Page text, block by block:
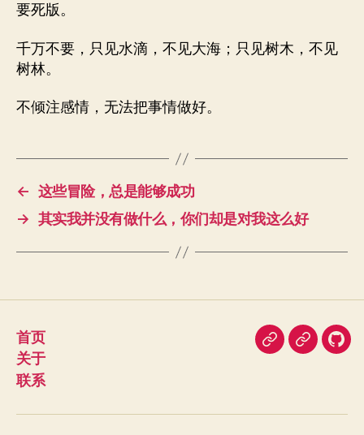
要死版。
千万不要，只见水滴，不见大海；只见树木，不见
树林。
不倾注感情，无法把事情做好。
← 这些冒险，总是能够成功
→ 其实我并没有做什么，你们却是对我这么好
首页
关于
联系
即
豆
我